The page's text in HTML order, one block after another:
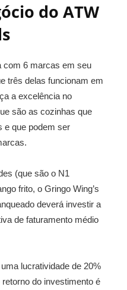
do ATW
com 6 marcas em seu
três delas funcionam em
a excelência no
são as cozinhas que
e que podem ser
(que são o N1
frito, o Gringo Wing’s
deverá investir a
de faturamento médio
lucratividade de 20%
do investimento é